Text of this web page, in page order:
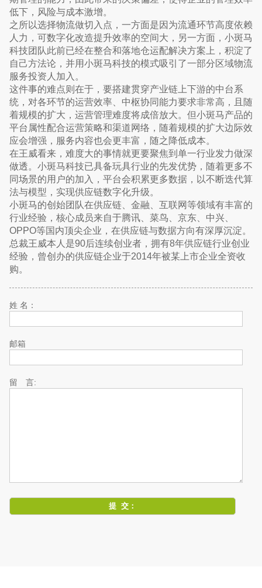
低下，风险与成本激增。
之所以选择物流做切入点，一方面是因为流通环节高度依赖
人力，可数字化改造提升效率的空间大，另一方面，小斑马
科技团队此前已经在整合和落地仓运配解决方案上，积淀了
自己方法论，并用小斑马科技的模式吸引了一部分区域物流
服务投资人加入。
这件事的难点则在于，要搭建贯穿产业链上下游的中台系
统，对各环节的运营效率、中枢协同能力要求非常高，且随
着规模的扩大，运营管理难度将成倍放大。但小斑马产品的
平台属性配合运营策略和渠道网络，随着规模的扩大边际效
应会增强，服务内容也会更丰富，随之降低成本。
在王威看来，难度大的事情就更要聚焦到单一行业发力做深
做透。小斑马科技已具备玩具行业的先发优势，随着更多不
同场景的用户的加入，平台会积累更多数据，以不断迭代算
法与模型，实现供应链数字化升级。
小斑马的创始团队在供应链、金融、互联网等领域有丰富的
行业经验，核心成员来自于腾讯、菜鸟、京东、中兴、
OPPO等国内顶尖企业，在供应链与数据方向有深厚沉淀。
总裁王威本人是90后连续创业者，拥有8年供应链行业创业
经验，曾创办的供应链企业于2014年被某上市企业全资收
购。
姓 名：
邮箱
留 言: